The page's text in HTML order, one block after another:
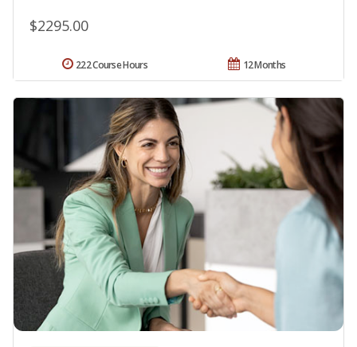
$2295.00
12 Months
222 Course Hours